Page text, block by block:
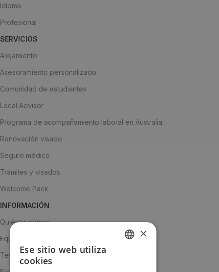
Idioma
Profesional
SERVICIOS
Alojamiento
Asesoramiento personalizado
Comunidad de estudiantes
Local Advisor
Programa de acompañamiento laboral en Australia
Renovación visado
Seguro médico
Trámites y visados
Welcome Pack
INFORMACIÓN
Quiénes somos
Equipo
Testimonios
×
Ese sitio web utiliza
cookies